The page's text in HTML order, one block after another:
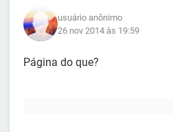
usuário anônimo
26 nov 2014 às 19:59
Página do que?